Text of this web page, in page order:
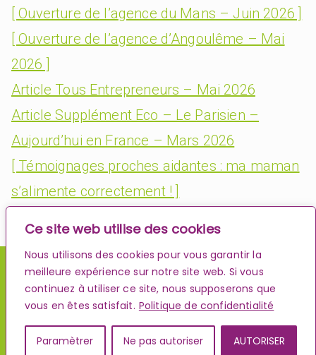
Ce site web utilise des cookies
Nous utilisons des cookies pour vous garantir la
meilleure expérience sur notre site web. Si vous
continuez à utiliser ce site, nous supposerons que
vous en êtes satisfait. Politique de confidentialité
Paramètrer Ne pas autoriser AUTORISER
[ Ouverture de l’agence du Mans – Juin 2026 ]
[ Ouverture de l’agence d’Angoulême – Mai
2026 ]
Article Tous Entrepreneurs – Mai 2026
Article Supplément Eco – Le Parisien –
Aujourd’hui en France – Mars 2026
[ Témoignages proches aidantes : ma maman
s’alimente correctement ! ]
© Clemence & Antonin - 2024 - La franchise - Spécialiste
du portage de repas à domicile pour les séniors
Mentions légales
Politique de confidentialité Cookies